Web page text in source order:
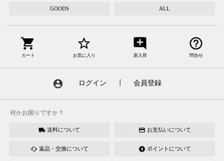
GOODS ALL
shopping_cart
カート
star_border
お気に入り
add_comment
新入荷
help_outline
問合せ
account_circle ログイン 会員登録
何かお困りですか？
local_shipping 送料について credit_card お支払いについて
cached 返品・交換について offline_bolt ポイントについて